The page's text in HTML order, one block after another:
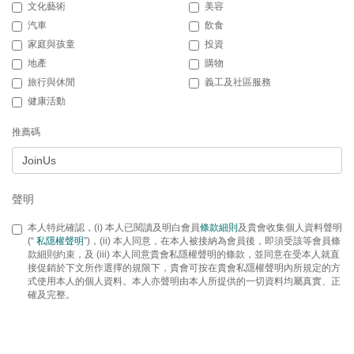
文化藝術
美容
汽車
飲食
家庭與孩童
投資
地產
購物
旅行與休閒
義工及社區服務
健康活動
推薦碼
聲明
本人特此確認，(i) 本人已閱讀及明白會員條款細則 及貴會收集個人資料聲明
(“ 私隱權聲明”)，(ii) 本人同意，在本人被接納為會員後，即須受該等會員條
款細則約束，及 (iii) 本人同意貴會私隱權聲明的條款，並同意在受本人就直
接促銷於下文所作選擇的規限下，貴會可按在貴會私隱權聲明內所規定的方
式使用本人的個人資料。本人亦聲明由本人所提供的一切資料均屬真實、正
確及完整。